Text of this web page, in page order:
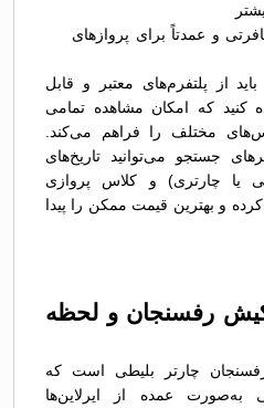
و عمدتاً برای پروازهای
از پلتفرم‌های معتبر و قابل
کنید که امکان مشاهده تمامی
مختلف را فراهم می‌کند.
جستجو می‌توانید تاریخ‌های
یا چارتری) و کلاس پروازی
و بهترین قیمت ممکن را پیدا
کیش رفسنجان و لحظه
چارتر بلیطی است که
عمده از ایرلاین‌ها